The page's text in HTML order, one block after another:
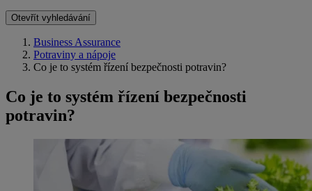
Otevřít vyhledávání
Business Assurance
Potraviny a nápoje
Co je to systém řízení bezpečnosti potravin?
Co je to systém řízení bezpečnosti
potravin?